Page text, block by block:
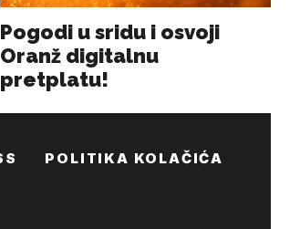
POLITIKA KOLAČIĆA